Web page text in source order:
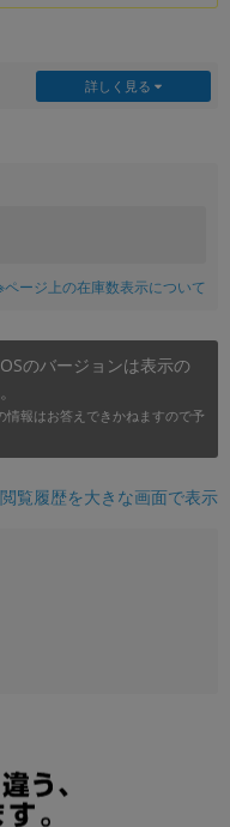
詳しく見る
ページ上の在庫数表示について
のバージョンは表示の
報はお答えできかねますので予
閲覧履歴を大きな画面で表示